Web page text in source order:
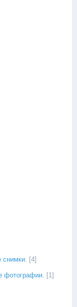
снимки. [4]
фотографии. [1]